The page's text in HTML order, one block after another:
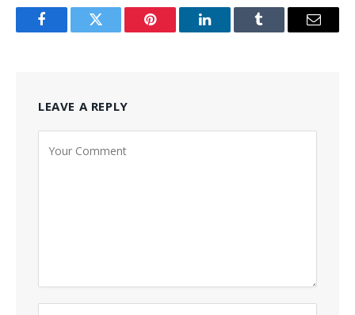
FacebookTwitter Pinterest LinkedInTumblr Email
LEAVE A REPLY